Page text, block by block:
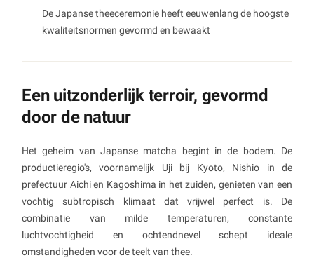
De Japanse theeceremonie heeft eeuwenlang de hoogste
kwaliteitsnormen gevormd en bewaakt
Een uitzonderlijk terroir, gevormd
door de natuur
Het geheim van Japanse matcha begint in de bodem. De
productieregio's, voornamelijk Uji bij Kyoto, Nishio in de
prefectuur Aichi en Kagoshima in het zuiden, genieten van een
vochtig subtropisch klimaat dat vrijwel perfect is. De
combinatie van milde temperaturen, constante
luchtvochtigheid en ochtendnevel schept ideale
omstandigheden voor de teelt van thee.